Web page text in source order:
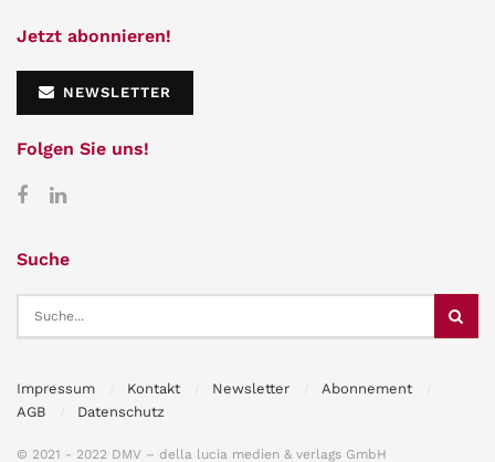
Jetzt abonnieren!
NEWSLETTER
Folgen Sie uns!
Suche
Impressum Kontakt Newsletter
Abonnement
AGB
Datenschutz
© 2021 - 2022 DMV – della lucia medien & verlags GmbH